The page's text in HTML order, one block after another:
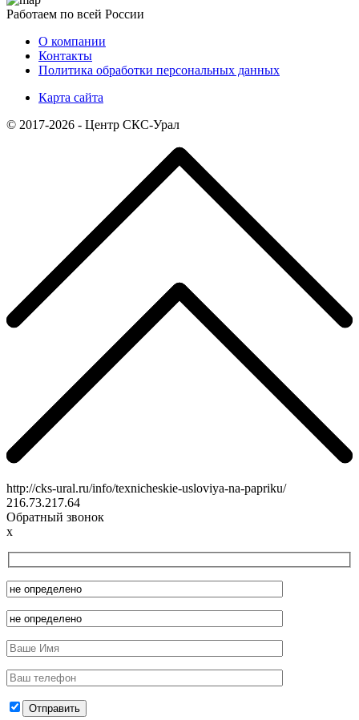
Работаем по всей России
О компании
Контакты
Политика обработки персональных данных
Карта сайта
© 2017-2026 - Центр СКС-Урал
http://cks-ural.ru/info/texnicheskie-usloviya-na-papriku/
216.73.217.64
Обратный звонок
x